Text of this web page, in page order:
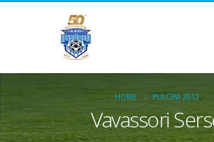
Vavassori
HOME PULCINI 2012